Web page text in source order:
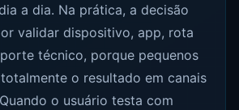
a dia. Na prática, a decisão
validar dispositivo, app, rota
técnico, porque pequenos
o resultado em canais
o usuário testa com